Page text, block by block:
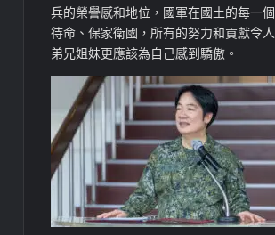
兵的榮譽感和地位，國軍在國土的每一
待命、保家衛國，所有的努力和貢獻令
弟兄姐妹更應該為自己感到驕傲。